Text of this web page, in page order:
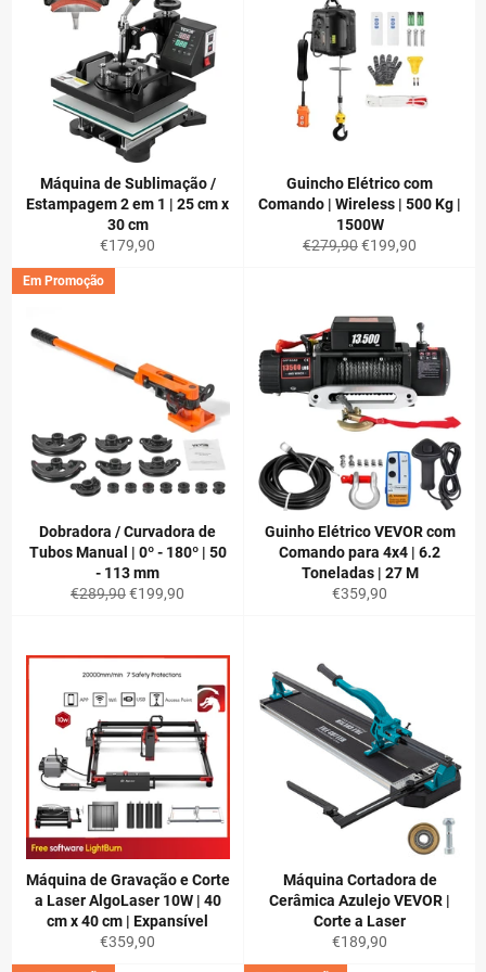
Máquina de Sublimação /
Estampagem 2 em 1 | 25 cm x
30 cm
Preço
normal
€179,90
Guincho Elétrico com
Comando | Wireless | 500 Kg |
1500W
Preço
€279,90Preço
€199,90
Dobradora / Curvadora de
Tubos Manual | 0º - 180º | 50
- 113 mm
Preço
€289,90Preço
€199,90
Em Promoção
Guinho Elétrico VEVOR com
Comando para 4x4 | 6.2
Toneladas | 27 M
Preço
€359,90
Máquina de Gravação e Corte
a Laser AlgoLaser 10W | 40
cm x 40 cm | Expansível
Preço
normal
€359,90
Máquina Cortadora de
Cerâmica Azulejo VEVOR |
Corte a Laser
Preço
normal
€189,90